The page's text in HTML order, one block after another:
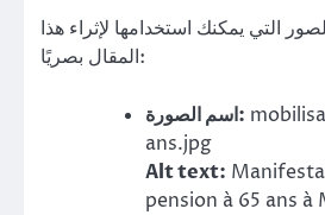
التي يمكنك استخدامها لإثراء هذا
المقال بصريًا:
اسم الصورة:
ans.jpg
Alt text:
pension à 65 ans à